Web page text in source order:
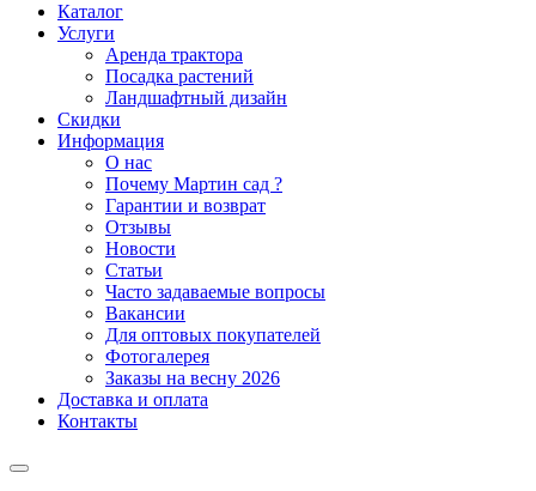
Каталог
Услуги
Аренда трактора
Посадка растений
Ландшафтный дизайн
Скидки
Информация
О нас
Почему Мартин сад ?
Гарантии и возврат
Отзывы
Новости
Статьи
Часто задаваемые вопросы
Вакансии
Для оптовых покупателей
Фотогалерея
Заказы на весну 2026
Доставка и оплата
Контакты